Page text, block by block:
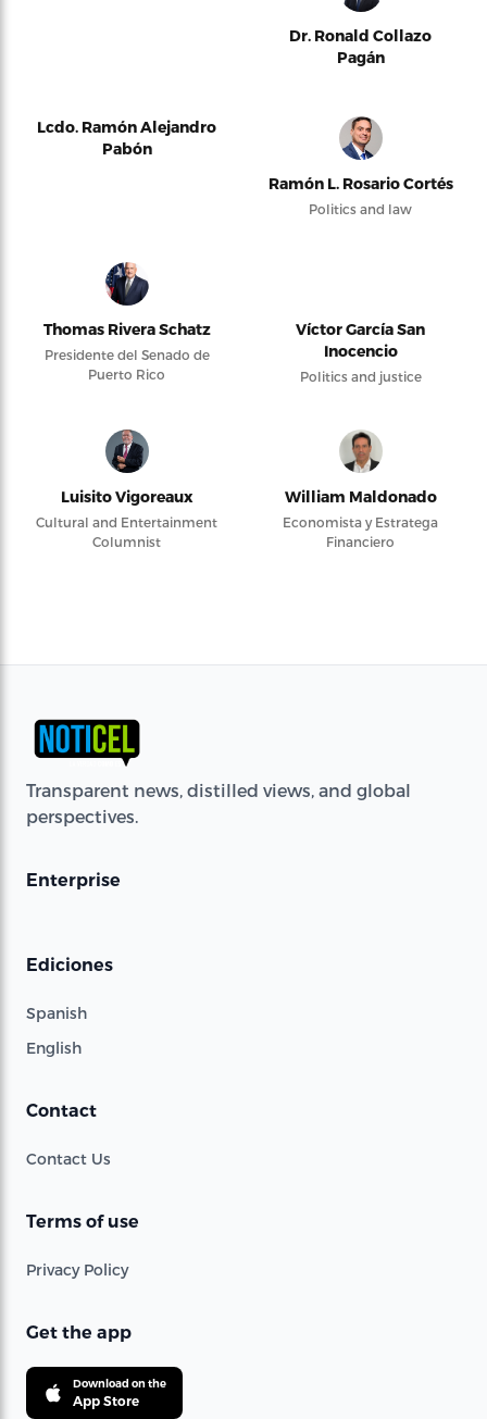
Dr. Ronald Collazo
Pagán
Lcdo. Ramón Alejandro
Pabón
Ramón L. Rosario Cortés
Politics and law
Thomas Rivera Schatz
Presidente del Senado de
Puerto Rico
Víctor García San
Inocencio
Politics and justice
Luisito Vigoreaux
Cultural and Entertainment
Columnist
William Maldonado
Economista y Estratega
Financiero
Transparent news, distilled views, and global
perspectives.
Enterprise
Ediciones
Spanish
English
Contact
Contact Us
Terms of use
Privacy Policy
Get the app
Download on the
App Store